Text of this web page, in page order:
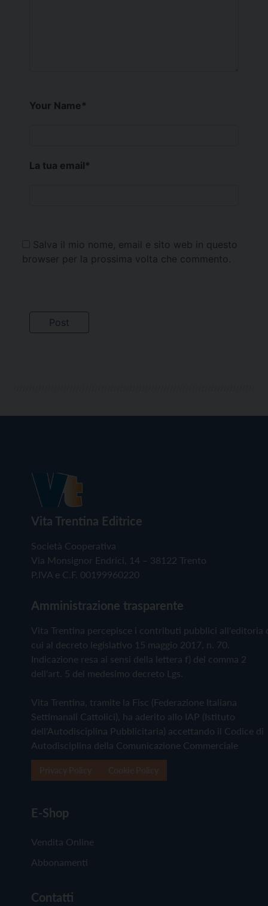
Your Name*
La tua email*
Salva il mio nome, email e sito web in questo
browser per la prossima volta che commento.
Vita Trentina Editrice
Società Cooperativa
Via Monsignor Endrici, 14 – 38122 Trento
P.IVA e C.F. 00199960220
Amministrazione trasparente
Vita Trentina percepisce i contributi pubblici all'editoria
cui al decreto legislativo 15 maggio 2017, n. 70.
Indicazione resa ai sensi della lettera f) del comma 2
dell'art. 5 del medesimo decreto Lgs.
Vita Trentina, tramite la Fisc (Federazione Italiana
Settimanali Cattolici), ha aderito allo IAP (Istituto
dell'Autodisciplina Pubblicitaria) accettando il Codice di
Autodisciplina della Comunicazione Commerciale
E-Shop
Vendita Online
Abbonamenti
Contatti